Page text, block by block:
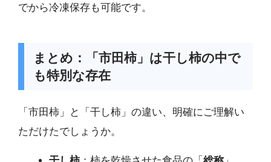
でから冷凍保存も可能です。
まとめ：「市田柿」は干し柿の中で
も特別な存在
「市田柿」と「干し柿」の違い、明確にご理解い
ただけたでしょうか。